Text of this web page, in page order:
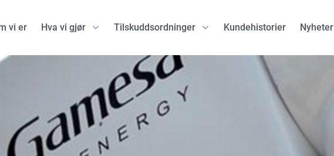
vi er Hva vi gjør
Norske programmer
EU-programmer
Corporate Finance
Tilskuddsordninger
Green tech EU-programmer
EU Innovation Fund
Horizon Europe
Connecting Europe Facility
Hydrogen Auction
EU-programmer
Eurostars
European Defence Fund
Kundehistorier Nyheter